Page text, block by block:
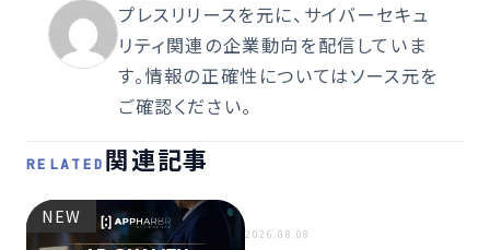
プレスリリースを元に、サイバーセキュ
リティ関連の企業動向を配信していま
す。情報の正確性についてはソース元を
ご確認ください。
RELATED 関連記事
NEW
2026.08.08